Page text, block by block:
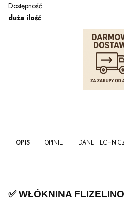
Dostępność:
duża ilość
OPIS OPINIE DANE
✅ WŁÓKNINA